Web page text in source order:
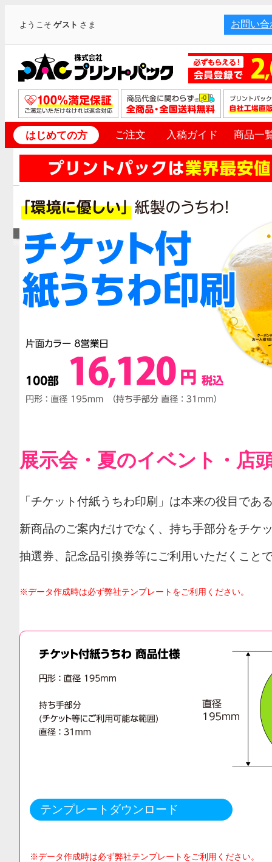
ようこそゲスト さま お問い合
はじめての方 ご注文 入稿ガイド 商品一
展示会・夏のイベント・店
「チケット付紙うちわ印刷」は本来の役目であ
新商品のご案内だけでなく、持ち手部分をチケ
抽選券、記念品引換券等にご利用いただくこと
※データ作成時は必ず弊社テンプレートをご利用ください。
テンプレートダウンロード
※データ作成時は必ず弊社テンプレートをご利用ください。